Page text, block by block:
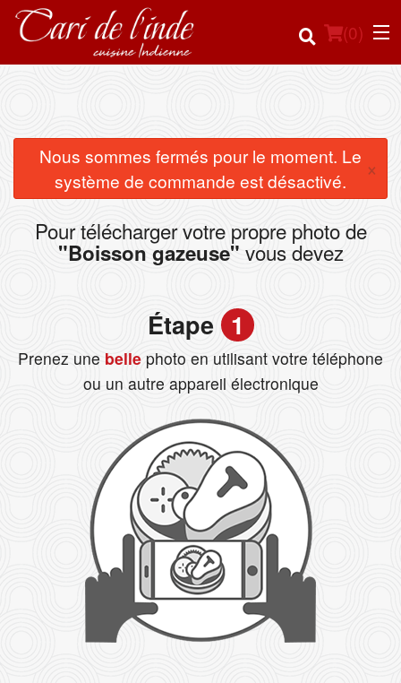
(0)
Commander en ligne
Emplacement
Français
Nous sommes fermés pour le moment. Le
système de commande est désactivé.
×
Pour télécharger votre propre photo de
"Boisson gazeuse" vous devez
Étape 1
Prenez une belle photo en utilisant votre téléphone
ou un autre appareil électronique